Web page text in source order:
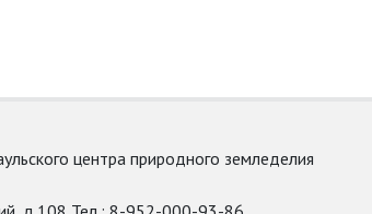
центра природного земледелия